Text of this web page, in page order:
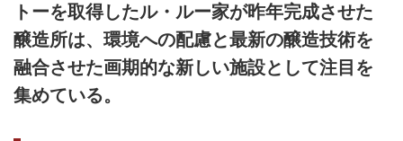
トーを取得したル・ルー家が昨年完成させた
醸造所は、環境への配慮と最新の醸造技術を
融合させた画期的な新しい施設として注目を
集めている。